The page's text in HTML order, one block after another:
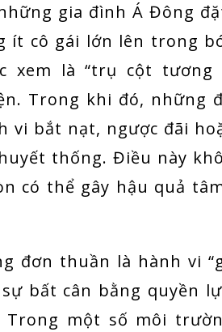
gia đình Á Đông
ít cô gái lớn lên trong
xem là “trụ cột tương
Trong khi đó, những
vi bắt nạt, ngược đãi
thống. Điều này
có thể gây hậu quả
đơn thuần là hành vi
bất cân bằng quyền
một số môi